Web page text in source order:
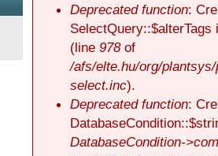
Deprecated function:
(line 978of
/afs/elte.hu/org/
select.inc).
Deprecated function:
DatabaseCondition-